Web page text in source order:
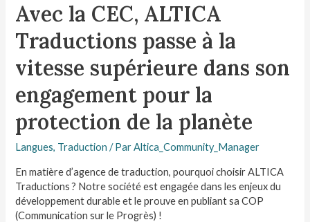
Avec la CEC, ALTICA
Traductions passe à la
vitesse supérieure dans son
engagement pour la
protection de la planète
Langues, Traduction / ParAltica_Community_Manager
En matière d’agence de traduction, pourquoi choisir ALTICA
Traductions ? Notre société est engagée dans les enjeux du
développement durable et le prouve en publiant sa COP
(Communication sur le Progrès) !